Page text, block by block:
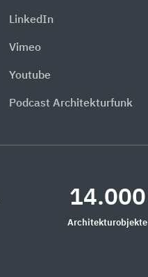
LinkedIn
Vimeo
Youtube
Podcast Architekturfunk
14.000
Architekturobjekte